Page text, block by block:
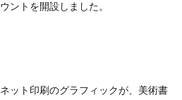
ウントを開設しました。
ネット印刷のグラフィックが、美術書